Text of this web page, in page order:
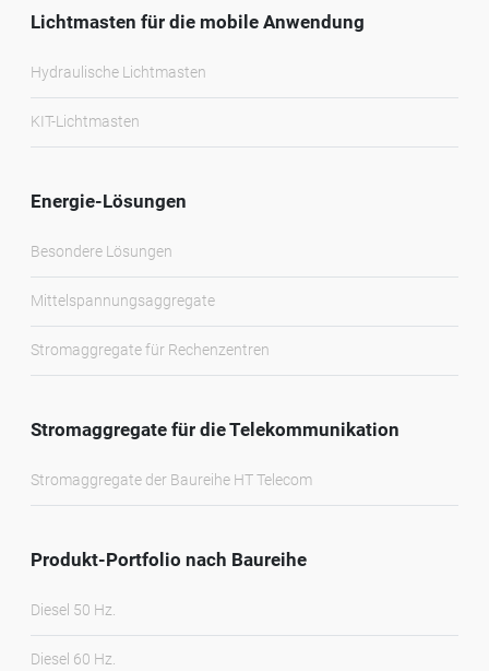
Lichtmasten für die mobile Anwendung
Hydraulische Lichtmasten
KIT-Lichtmasten
Energie-Lösungen
Besondere Lösungen
Mittelspannungsaggregate
Stromaggregate für Rechenzentren
Stromaggregate für die Telekommunikation
Stromaggregate der Baureihe HT Telecom
Produkt-Portfolio nach Baureihe
Diesel 50 Hz.
Diesel 60 Hz.